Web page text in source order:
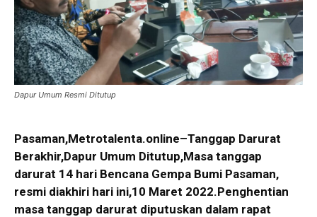
Dapur Umum Resmi Ditutup
Pasaman,Metrotalenta.online–Tanggap Darurat
Berakhir,Dapur Umum Ditutup,Masa tanggap
darurat 14 hari Bencana Gempa Bumi Pasaman,
resmi diakhiri hari ini,10 Maret 2022.Penghentian
masa tanggap darurat diputuskan dalam rapat